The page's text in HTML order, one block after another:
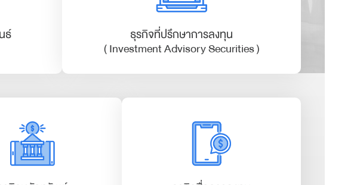
ธ์ ธุรกิจที่ปรึกษาการลงทุน
( Investment Advisory Securities )